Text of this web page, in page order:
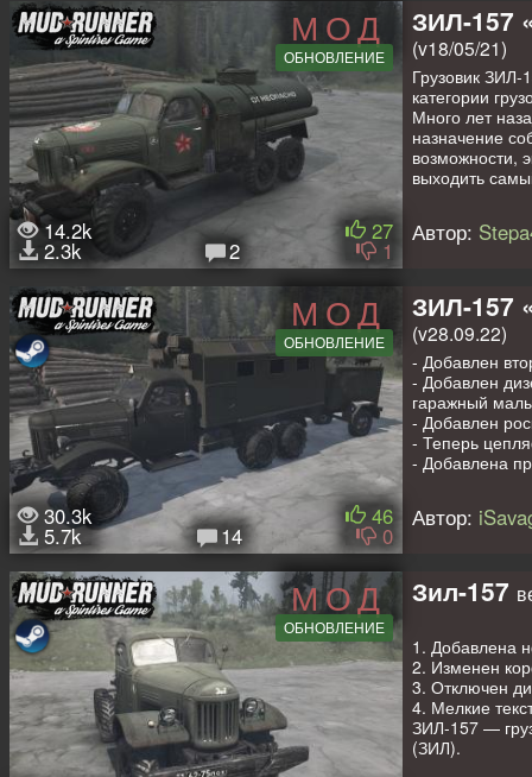
МОД
ОБНОВЛЕНИЕ
14.2k
2.3k 2
27
1
ЗИЛ-157
(v18/05/21)
Грузовик ЗИЛ-
категории
Много лет
назначение
возможности,
выходить
Основные
-
- подправлены
- добавлены
- изменена
Мод имеет:
- 17 своих + 5
- различные
- свои грузы.
Спасибо за
Работа с 3D-
Автор:
МОД
ОБНОВЛЕНИЕ
30.3k
5.7k 14
46
0
ЗИЛ-157
(v28.09.22)
- Добавлен
- Добавлен
гаражный
- Добавлен
- Теперь
- Добавлена
Имеют:
- 12 своих +
Автор 3d-
Спасибо за
За коники и
Автор:
МОД
ОБНОВЛЕНИЕ
Зил-157
1. Добавлена
2. Изменен
3. Отключен
4. Мелкие
ЗИЛ-157 —
(ЗИЛ).